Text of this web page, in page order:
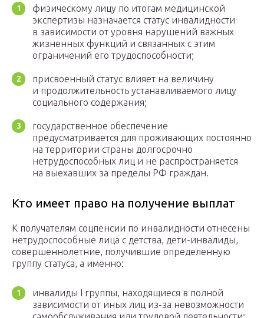
физическому лицу по итогам медицинской
экспертизы назначается статус инвалидности
в зависимости от уровня нарушений важных
жизненных функций и связанных с этим
ограничений его трудоспособности;
присвоенный статус влияет на величину
и продолжительность устанавливаемого лицу
социального содержания;
государственное обеспечение
предусматривается для проживающих постоянно
на территории страны долгосрочно
нетрудоспособных лиц и не распространяется
на выехавших за пределы РФ граждан.
Кто имеет право на получение выплат
К получателям соцпенсии по инвалидности отнесены
нетрудоспособные лица с детства, дети-инвалиды,
совершеннолетние, получившие определенную
группу статуса, а именно:
инвалиды I группы, находящиеся в полной
зависимости от иных лиц из-за невозможности